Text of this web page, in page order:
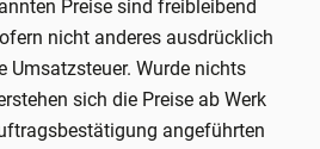
Preise sind freibleibend
nicht anderes ausdrücklich
Umsatzsteuer. Wurde nichts
sich die Preise ab Werk
angeführten